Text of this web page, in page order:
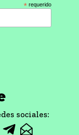
* requerido
sociales: